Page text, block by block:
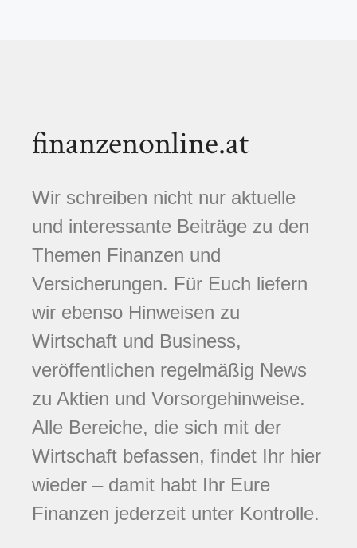
finanzenonline.at
Wir schreiben nicht nur aktuelle
und interessante Beiträge zu den
Themen Finanzen und
Versicherungen. Für Euch liefern
wir ebenso Hinweisen zu
Wirtschaft und Business,
veröffentlichen regelmäßig News
zu Aktien und Vorsorgehinweise.
Alle Bereiche, die sich mit der
Wirtschaft befassen, findet Ihr hier
wieder – damit habt Ihr Eure
Finanzen jederzeit unter Kontrolle.